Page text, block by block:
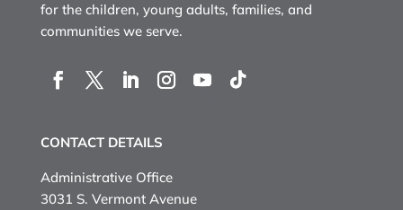
for the children, young adults, families, and
communities we serve.
CONTACT DETAILS
Administrative Office
3031 S. Vermont Avenue